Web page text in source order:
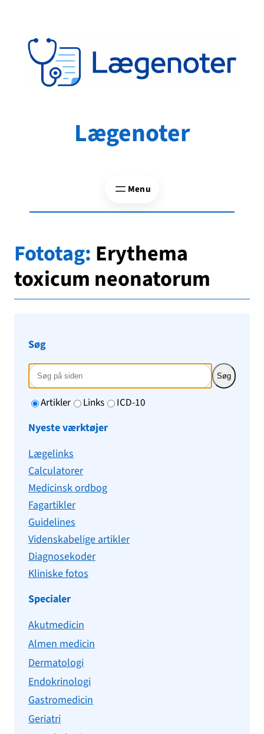
indhold
Lægenoter
Fototag: Erythema
toxicum neonatorum
Søg
Søg
Artikler Links
ICD-10
Nyeste værktøjer
Lægelinks
Calculatorer
Medicinsk ordbog
Fagartikler
Guidelines
Videnskabelige artikler
Diagnosekoder
Kliniske fotos
Specialer
Akutmedicin
Almen medicin
Dermatologi
Endokrinologi
Gastromedicin
Geriatri